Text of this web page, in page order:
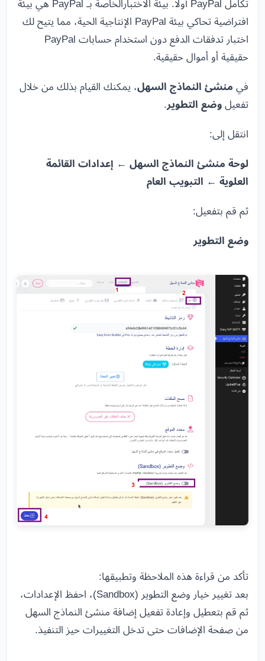
تكامل PayPal أولاً. بيئة الاختبارالخاصة بـ PayPal هي بيئة
افتراضية تحاكي بيئة PayPal الإنتاجية الحية، مما يتيح لك
اختبار تدفقات الدفع دون استخدام حسابات PayPal
حقيقية أو أموال حقيقية.
في منشئ النماذج السهل، يمكنك القيام بذلك من خلال
تفعيل وضع التطوير.
انتقل إلى:
لوحة منشئ النماذج السهل ← إعدادات القائمة
العلوية ← التبويب العام
ثم قم بتفعيل:
وضع التطوير
تأكد من قراءة هذه الملاحظة وتطبيقها:
بعد تغيير خيار وضع التطوير (Sandbox)، احفظ الإعدادات،
ثم قم بتعطيل وإعادة تفعيل إضافة منشئ النماذج السهل
من صفحة الإضافات حتى تدخل التغييرات حيز التنفيذ.